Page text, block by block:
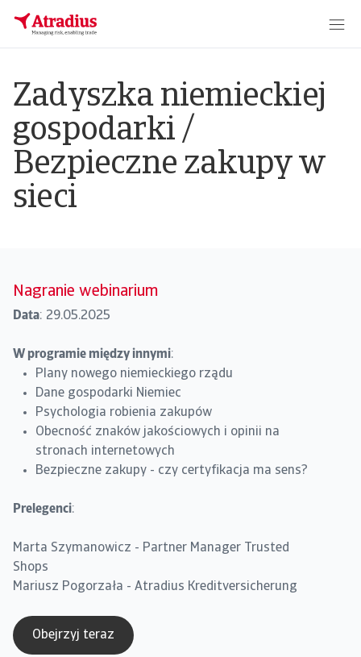
Zadyszka niemieckiej
gospodarki /
Bezpieczne zakupy w
sieci
Nagranie webinarium
Data: 29.05.2025
W programie między innymi:
Plany nowego niemieckiego rządu
Dane gospodarki Niemiec
Psychologia robienia zakupów
Obecność znaków jakościowych i opinii na
stronach internetowych
Bezpieczne zakupy - czy certyfikacja ma sens?
Prelegenci:
Marta Szymanowicz - Partner Manager Trusted
Shops
Mariusz Pogorzała - Atradius Kreditversicherung
Obejrzyj teraz